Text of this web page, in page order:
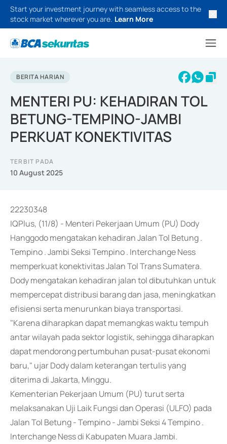
Start your investment journey with seamless access to the
stock market wherever you are. Learn More
BERITA HARIAN
MENTERI PU: KEHADIRAN TOL
BETUNG-TEMPINO-JAMBI
PERKUAT KONEKTIVITAS
TERBIT PADA
10 August 2025
22230348
IQPlus, (11/8) - Menteri Pekerjaan Umum (PU) Dody
Hanggodo mengatakan kehadiran Jalan Tol Betung .
Tempino . Jambi Seksi Tempino . Interchange Ness
memperkuat konektivitas Jalan Tol Trans Sumatera.
Dody mengatakan kehadiran jalan tol dibutuhkan untuk
mempercepat distribusi barang dan jasa, meningkatkan
efisiensi serta menurunkan biaya transportasi.
"Karena diharapkan dapat memangkas waktu tempuh
antar wilayah pada sektor logistik, sehingga diharapkan
dapat mendorong pertumbuhan pusat-pusat ekonomi
baru," ujar Dody dalam keterangan tertulis yang
diterima di Jakarta, Minggu.
Kementerian Pekerjaan Umum (PU) turut serta
melaksanakan Uji Laik Fungsi dan Operasi (ULFO) pada
Jalan Tol Betung - Tempino - Jambi Seksi 4 Tempino .
Interchange Ness di Kabupaten Muara Jambi.